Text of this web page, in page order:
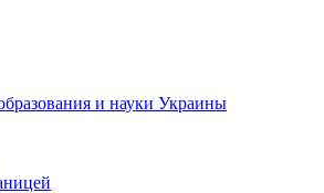
и науки Украины